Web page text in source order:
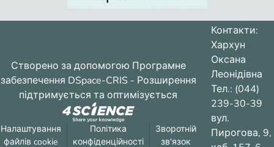
Створено за допомогою Програмне
забезпечення DSpace-CRIS - Розширення
підтримується та оптимізується
Налаштування
файлів cookie
Політика
конфіденційності
Зворотній
зв'язок
Контакти:
Хархун
Оксана
Леонідівна
Тел.: (044)
239-30-39
вул.
Пирогова, 9,